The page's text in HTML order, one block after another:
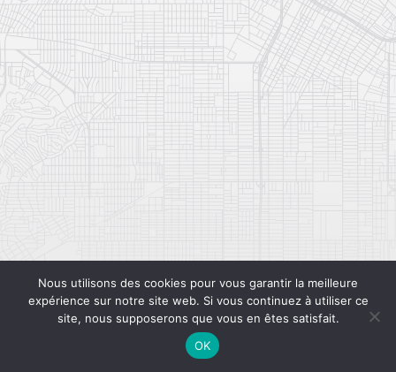
Nous utilisons des cookies pour vous garantir la meilleure
expérience sur notre site web. Si vous continuez à utiliser ce
site, nous supposerons que vous en êtes satisfait.
OK